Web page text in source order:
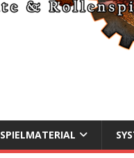
SPIELMATERIAL